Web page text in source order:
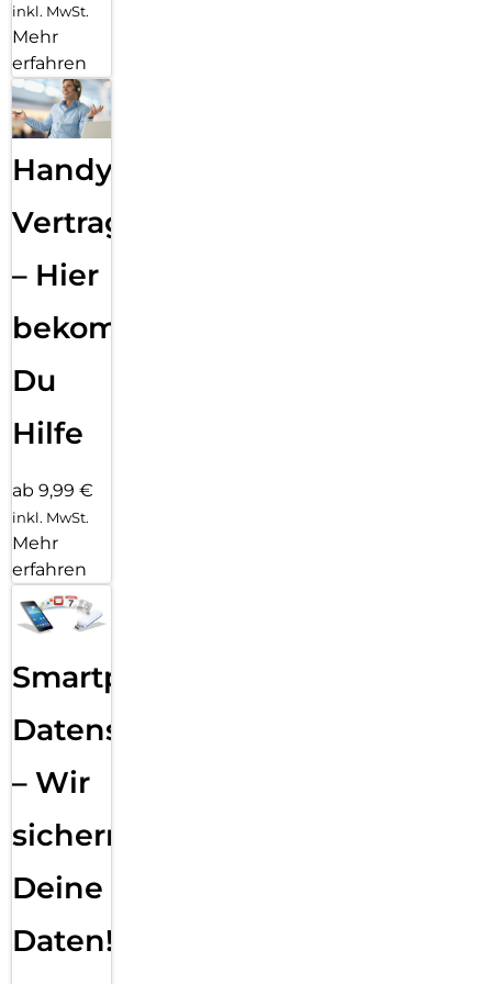
inkl. MwSt.
Mehr
erfahren
Handy
Vertragsabwicklung
– Hier
bekommst
Du
Hilfe
ab 9,99 €
inkl. MwSt.
Mehr
erfahren
Smartphone
Datensicherung
– Wir
sichern
Deine
Daten!